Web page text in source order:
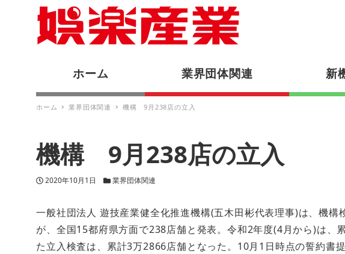
ホーム 業界団体関連 新
ホーム 業界団体関連 機構 9月238店の立入
機構 9月238店の立入
投稿日
2020年10月1日 カテゴリー
業界団体関連
一般社団法人 遊技産業健全化推進機構(五木田彬代表理事)は、機構
が、全国15都府県方面で238店舗と発表。令和2年度(4月から)は、
た立入検査は、累計3万2866店舗となった。10月1日時点の誓約書